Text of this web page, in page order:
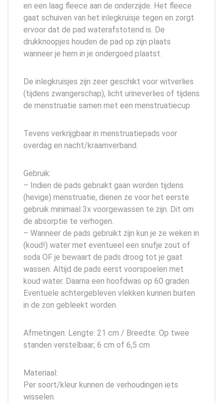
en een laag fleece aan de onderzijde. Het fleece
gaat schuiven van het inlegkruisje tegen en zorgt
ervoor dat de pad waterafstotend is. De
drukknoopjes houden de pad op zijn plaats
wanneer je hem in je ondergoed plaatst.
De inlegkruisjes zijn zeer geschikt voor witverlies
(tijdens zwangerschap), licht urineverlies of tijdens
de menstruatie samen met een menstruatiecup.
Tevens verkrijgbaar in menstruatiepads voor
overdag en nacht/kraamverband.
Gebruik:
– Indien de pads gebruikt gaan worden tijdens
(hevige) menstruatie, dienen ze voor het eerste
gebruik minimaal 3x voorgewassen te zijn. Dit om
de absorptie te verhogen.
– Wanneer de pads gebruikt zijn kun je ze weken in
(koud!) water met eventueel een snufje zout of
soda OF je bewaart de pads droog tot je gaat
wassen. Altijd de pads eerst voorspoelen met
koud water. Daarna een hoofdwas op 60 graden.
Eventuele achtergebleven vlekken kunnen buiten
in de zon gebleekt worden.
Afmetingen: Lengte: 21 cm / Breedte: Op twee
standen verstelbaar; 6 cm of 6,5 cm
Materiaal:
Per soort/kleur kunnen de verhoudingen iets
wisselen.